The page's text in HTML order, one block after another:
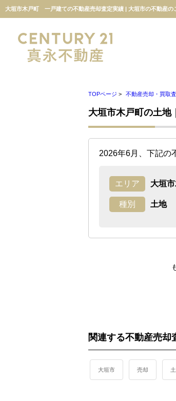
大垣市木戸町 一戸建ての不動産売却査定実績 | 大垣市の不動産の
TOPページ > 不動産売却・買取
大垣市木戸町の土地
2026年6月、下記の
エリア 大垣
種別 土地
関連する不動産売却
大垣市 売却